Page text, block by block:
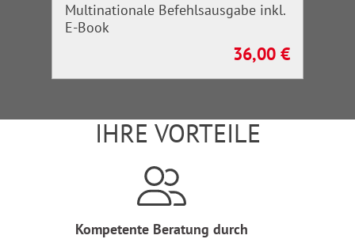
Multinationale Befehlsausgabe inkl.
E-Book
Regulärer Preis:
36,00 €
IHRE VORTEILE
Kompetente Beratung durch